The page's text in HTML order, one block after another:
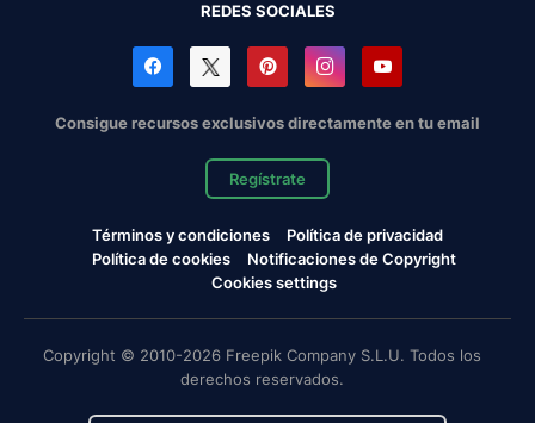
REDES SOCIALES
Consigue recursos exclusivos directamente en tu email
Regístrate
Términos y condiciones
Política de privacidad
Política de cookies
Notificaciones de Copyright
Cookies settings
Copyright © 2010-2026 Freepik Company S.L.U. Todos los
derechos reservados.